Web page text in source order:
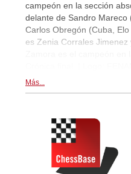
campeón en la sección
delante de Sandro Mareco
Carlos Obregón (Cuba,
es Zenia Corrales
Más...